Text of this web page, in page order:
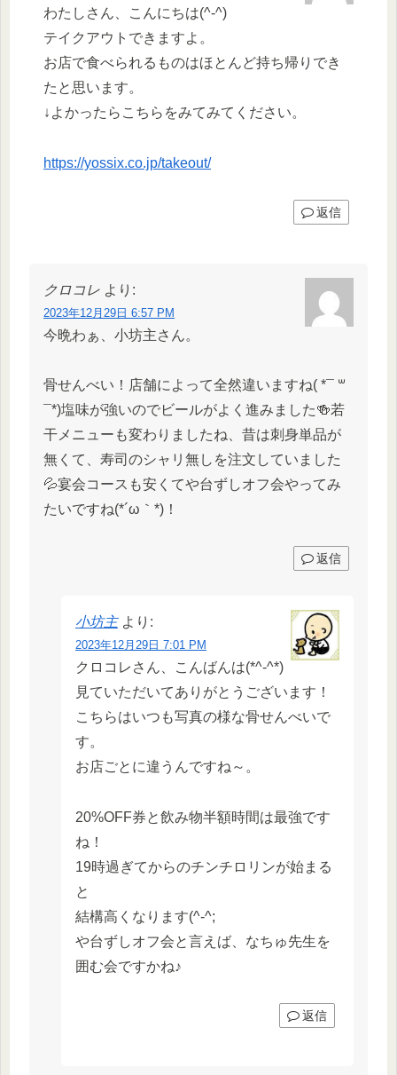
わたしさん、こんにちは(^-^)
テイクアウトできますよ。
お店で食べられるものはほとんど持ち帰りでき
たと思います。
↓よかったらこちらをみてみてください。
https://yossix.co.jp/takeout/
返信
クロコレ より:
2023年12月29日 6:57 PM
今晩わぁ、小坊主さん。
骨せんべい！店舗によって全然違いますね( *¯ ꒳
¯*)塩味が強いのでビールがよく進みました🍻若
干メニューも変わりましたね、昔は刺身単品が
無くて、寿司のシャリ無しを注文していました
💦宴会コースも安くてや台ずしオフ会やってみ
たいですね(*´ω｀*)！
返信
小坊主 より:
2023年12月29日 7:01 PM
クロコレさん、こんばんは(*^-^*)
見ていただいてありがとうございます！
こちらはいつも写真の様な骨せんべいで
す。
お店ごとに違うんですね～。
20%OFF券と飲み物半額時間は最強です
ね！
19時過ぎてからのチンチロリンが始まる
と
結構高くなります(^-^;
や台ずしオフ会と言えば、なちゅ先生を
囲む会ですかね♪
返信